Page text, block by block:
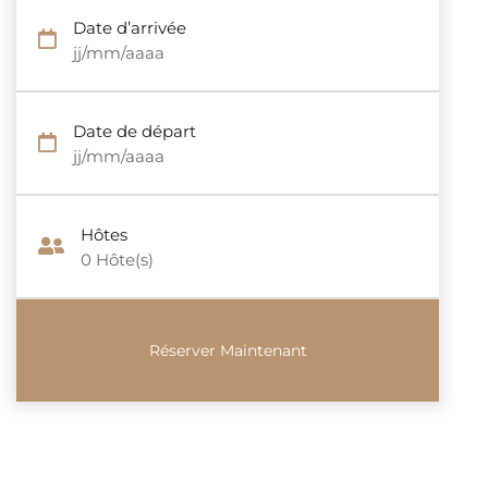
Date d’arrivée
jj/mm/aaaa
Date de départ
jj/mm/aaaa
Hôtes
0 Hôte(s)